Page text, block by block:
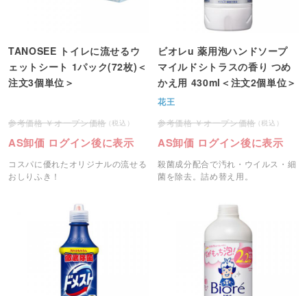
TANOSEE トイレに流せるウ
ェットシート 1パック(72枚)＜
注文3個単位＞
オープン価格
AS卸価 ログイン後に表示
コスパに優れたオリジナルの流せる
おしりふき！
ビオレu 薬用泡ハンドソープ
マイルドシトラスの香り つめ
かえ用 430ml＜注文2個単位＞
花王
オープン価格
AS卸価 ログイン後に表示
殺菌成分配合で汚れ・ウイルス・細
菌を除去。詰め替え用。